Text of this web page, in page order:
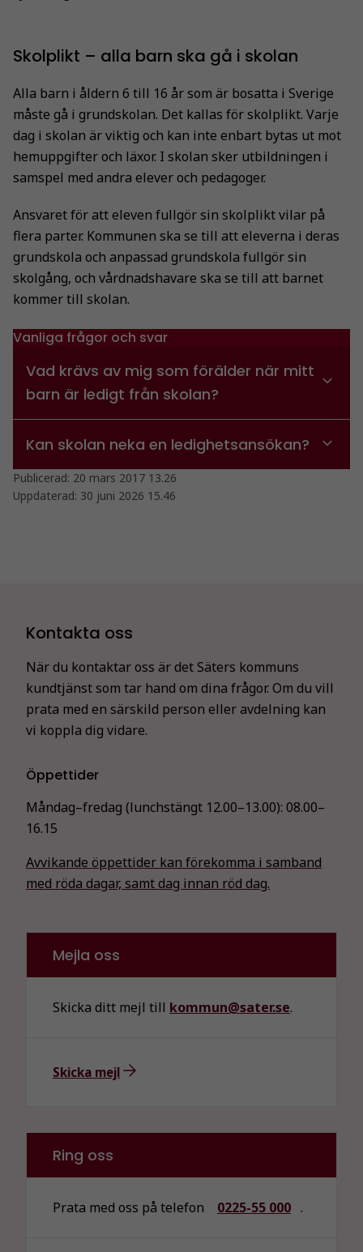
Skolplikt – alla barn ska gå i skolan
Alla barn i åldern 6 till 16 år som är bosatta i Sverige
måste gå i grundskolan. Det kallas för skolplikt. Varje
dag i skolan är viktig och kan inte enbart bytas ut mot
hemuppgifter och läxor. I skolan sker utbildningen i
samspel med andra elever och pedagoger.
Ansvaret för att eleven fullgör sin skolplikt vilar på
flera parter. Kommunen ska se till att eleverna i deras
grundskola och anpassad grundskola fullgör sin
skolgång, och vårdnadshavare ska se till att barnet
kommer till skolan.
Vanliga frågor och svar
Vad krävs av mig som förälder när mitt
barn är ledigt från skolan?
Kan skolan neka en ledighetsansökan?
Publicerad: 20 mars 2017 13.26
Uppdaterad: 30 juni 2026 15.46
Kontakta oss
När du kontaktar oss är det Säters kommuns
kundtjänst som tar hand om dina frågor. Om du vill
prata med en särskild person eller avdelning kan
vi koppla dig vidare.
Öppettider
Måndag–fredag (lunchstängt 12.00–13.00): 08.00–
16.15
Avvikande öppettider kan förekomma i samband
med röda dagar, samt dag innan röd dag.
Mejla oss
Skicka ditt mejl till kommun@sater.se.
Skicka mejl
Ring oss
Prata med oss på telefon 0225-55 000 .
går inte att
välja bort. De
behövs för
att hemsidan
kunna
förbättra
och
hemsidan
prestera så
besök. Om